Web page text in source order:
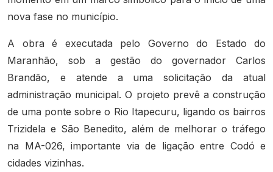
nova fase no município.
A obra é executada pelo Governo do Estado do
Maranhão, sob a gestão do governador Carlos
Brandão, e atende a uma solicitação da atual
administração municipal. O projeto prevê a construção
de uma ponte sobre o Rio Itapecuru, ligando os bairros
Trizidela e São Benedito, além de melhorar o tráfego
na MA-026, importante via de ligação entre Codó e
cidades vizinhas.